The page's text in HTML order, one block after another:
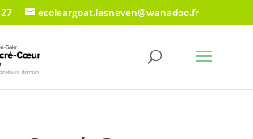
ecoleargoat.lesneven@wanadoo.fr